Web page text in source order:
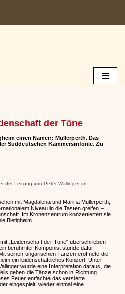
der Töne
einen Namen: Müllerperth. Das
Süddeutschen Kammersinfonie. Zu
der Leitung von Peter Wallinger im
mit Magdalena und Marina Müllerperth,
Niveau in die Tasten greifen –
Im Kronenzentrum konzertierten sie
Bietigheim.
„Leidenschaft der Töne“ überschrieben
berühmter Komponist stünde dafür
seinen ungarischen Tänzen eröffnete die
ein leidenschaftliches Konzert. Unter
wurde eine Interpretation daraus, die
gehen die Tänze schon in Richtung
Feuer entfachte das versierte
eingespielt, wieder einmal eine